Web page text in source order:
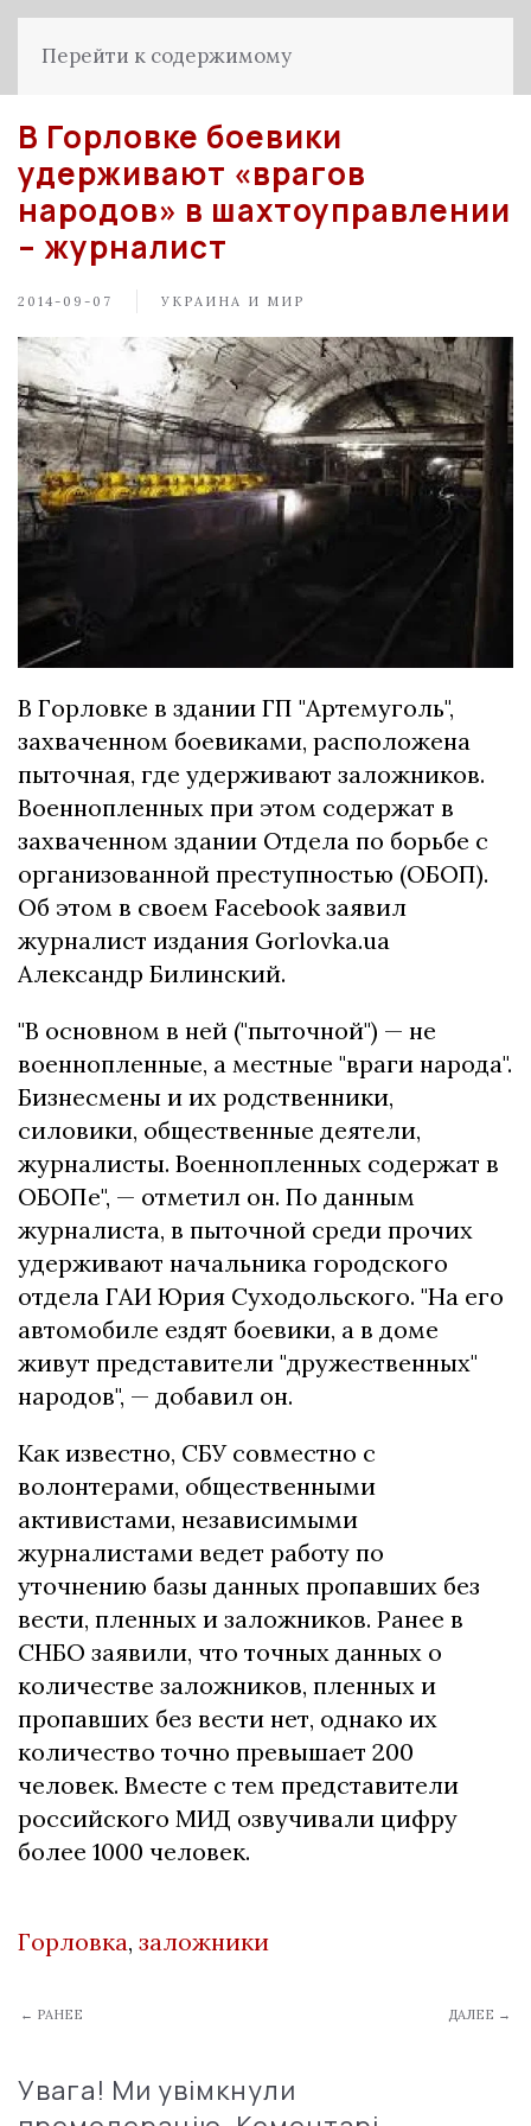
Перейти к содержимому
В Горловке боевики
удерживают «врагов
народов» в шахтоуправлении
– журналист
2014-09-07 УКРАИНА И МИР
В Горловке в здании ГП "Артемуголь",
захваченном боевиками, расположена
пыточная, где удерживают заложников.
Военнопленных при этом содержат в
захваченном здании Отдела по борьбе с
организованной преступностью (ОБОП).
Об этом в своем Facebook заявил
журналист издания Gorlovka.ua
Александр Билинский.
"В основном в ней ("пыточной") — не
военнопленные, а местные "враги народа".
Бизнесмены и их родственники,
силовики, общественные деятели,
журналисты. Военнопленных содержат в
ОБОПе", — отметил он. По данным
журналиста, в пыточной среди прочих
удерживают начальника городского
отдела ГАИ Юрия Суходольского. "На его
автомобиле ездят боевики, а в доме
живут представители "дружественных"
народов", — добавил он.
Как известно, СБУ совместно с
волонтерами, общественными
активистами, независимыми
журналистами ведет работу по
уточнению базы данных пропавших без
вести, пленных и заложников. Ранее в
СНБО заявили, что точных данных о
количестве заложников, пленных и
пропавших без вести нет, однако их
количество точно превышает 200
человек. Вместе с тем представители
российского МИД озвучивали цифру
более 1000 человек.
Горловка, заложники
← РАНЕЕ ДАЛЕЕ →
Увага! Ми увімкнули